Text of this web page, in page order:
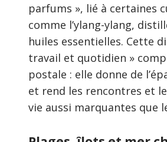
parfums », lié à certaines
comme l’ylang-ylang,
huiles essentielles. Cette
travail et quotidien »
postale : elle donne de
et rend les rencontres et
vie aussi marquantes que